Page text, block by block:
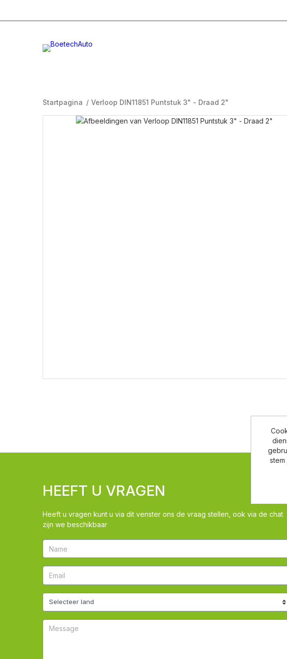
Startpagina / Verloop DIN11851 Puntstuk 3" - Draad 2"
HEEFT U VRAGEN
Heeft u vragen kunt u via dit venster ons de vraag stellen, ook via de chat
zijn we beschikbaar